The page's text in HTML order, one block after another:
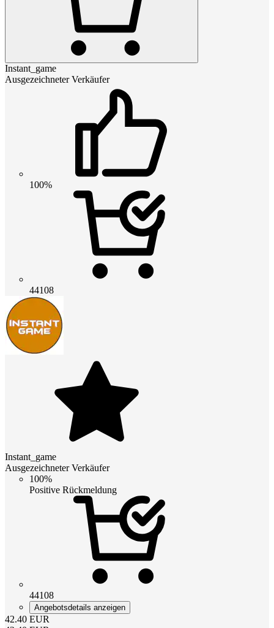
Instant_game
Ausgezeichneter Verkäufer
100%
44108
Instant_game
Ausgezeichneter Verkäufer
100%
Positive Rückmeldung
44108
Angebotsdetails anzeigen
42.40 EUR